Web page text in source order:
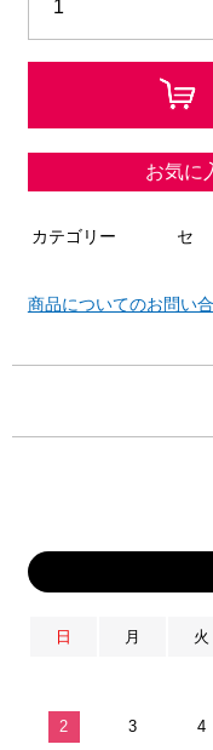
お気に
カテゴリー セ
商品についてのお問い
日 月 火
2 3 4